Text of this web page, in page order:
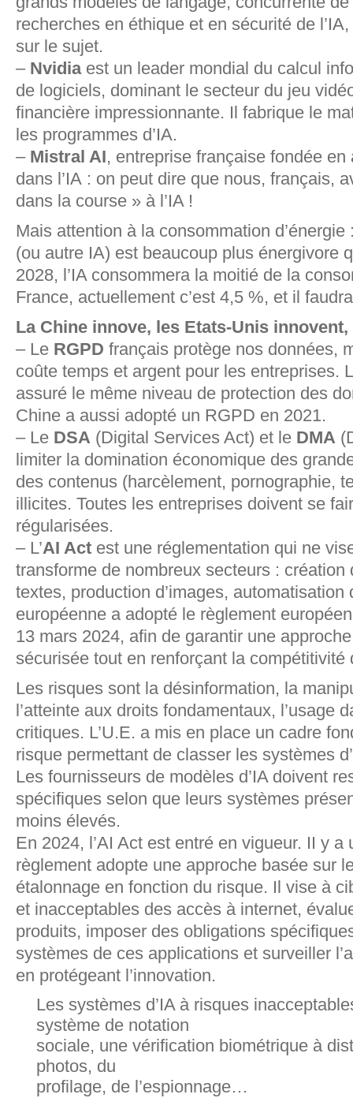
recherches en éthique et en sécurité de
sur le sujet.
– Nvidiaest un leader mondial du calcul
de logiciels, dominant le secteur du jeu
financière impressionnante. Il fabrique le
les programmes d’IA.
–Mistral AI, entreprise française fondée
dans l’IA : on peut dire que nous, français,
dans la course » à l’IA !
Mais attention à la consommation
(ou autre IA) est beaucoup plus énergivore
2028, l’IA consommera la moitié de la
France, actuellement c’est 4,5 %, et il
La Chine innove, les Etats-Unis
– Le RGPD français protège nos données,
coûte temps et argent pour les entreprises.
assuré le même niveau de protection des
Chine a aussi adopté un RGPD en 2021.
– Le DSA (Digital Services Act) et le DMA
limiter la domination économique des
des contenus (harcèlement, pornographie,
illicites. Toutes les entreprises doivent se
régularisées.
– L’AI Act est une réglementation qui ne
transforme de nombreux secteurs :
textes, production d’images, automatisation
européenne a adopté le règlement
13 mars 2024, afin de garantir une
sécurisée tout en renforçant la compétitivité
Les risques sont la désinformation, la
l’atteinte aux droits fondamentaux, l’usage
critiques. L’U.E. a mis en place un cadre
risque permettant de classer les systèmes
Les fournisseurs de modèles d’IA doivent
spécifiques selon que leurs systèmes
moins élevés.
En 2024, l’AI Act est entré en vigueur. II y a
règlement adopte une approche basée sur
étalonnage en fonction du risque. Il vise à
et inacceptables des accès à internet,
produits, imposer des obligations
systèmes de ces applications et surveiller
en protégeant l’innovation.
Les systèmes d’IA à risques
système de notation
sociale, une vérification biométrique à
photos, du
profilage, de l’espionnage…